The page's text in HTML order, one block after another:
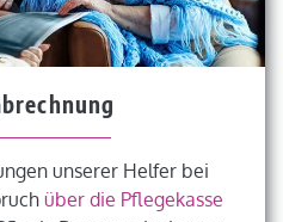
unserer Helfer bei
über die Pflegekasse